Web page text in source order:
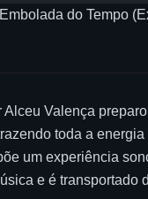
Embolada do Tempo
Valença
toda a
um experiência
e é transportado